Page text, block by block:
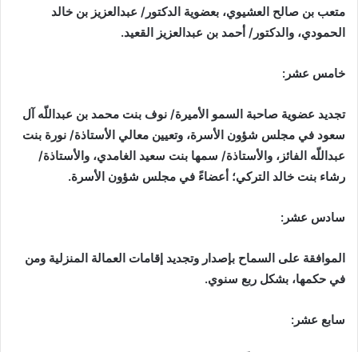
متعب بن صالح العشيوي، بعضوية الدكتور/ عبدالعزيز بن خالد
الحمودي، والدكتور/ أحمد بن عبدالعزيز القعيد.
خامس عشر:
تجديد عضوية صاحبة السمو الأميرة/ نوف بنت محمد بن عبداللّه آل
سعود في مجلس شؤون الأسرة، وتعيين معالي الأستاذة/ نورة بنت
عبداللّه الفائز، والأستاذة/ سمها بنت سعيد الغامدي، والأستاذة/
رشاء بنت خالد التركي؛ أعضاءً في مجلس شؤون الأسرة.
سادس عشر:
الموافقة على السماح بإصدار وتجديد إقامات العمالة المنزلية ومن
في حكمها، بشكل ربع سنوي.
سابع عشر: